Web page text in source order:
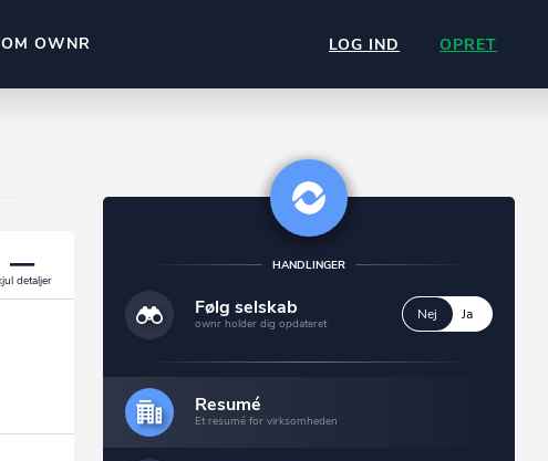
OM OWNR LOG IND OPRET
HANDLINGER
Følg selskab
ownr holder dig opdateret
Nej Ja
Resumé
Et resumé for virksomheden